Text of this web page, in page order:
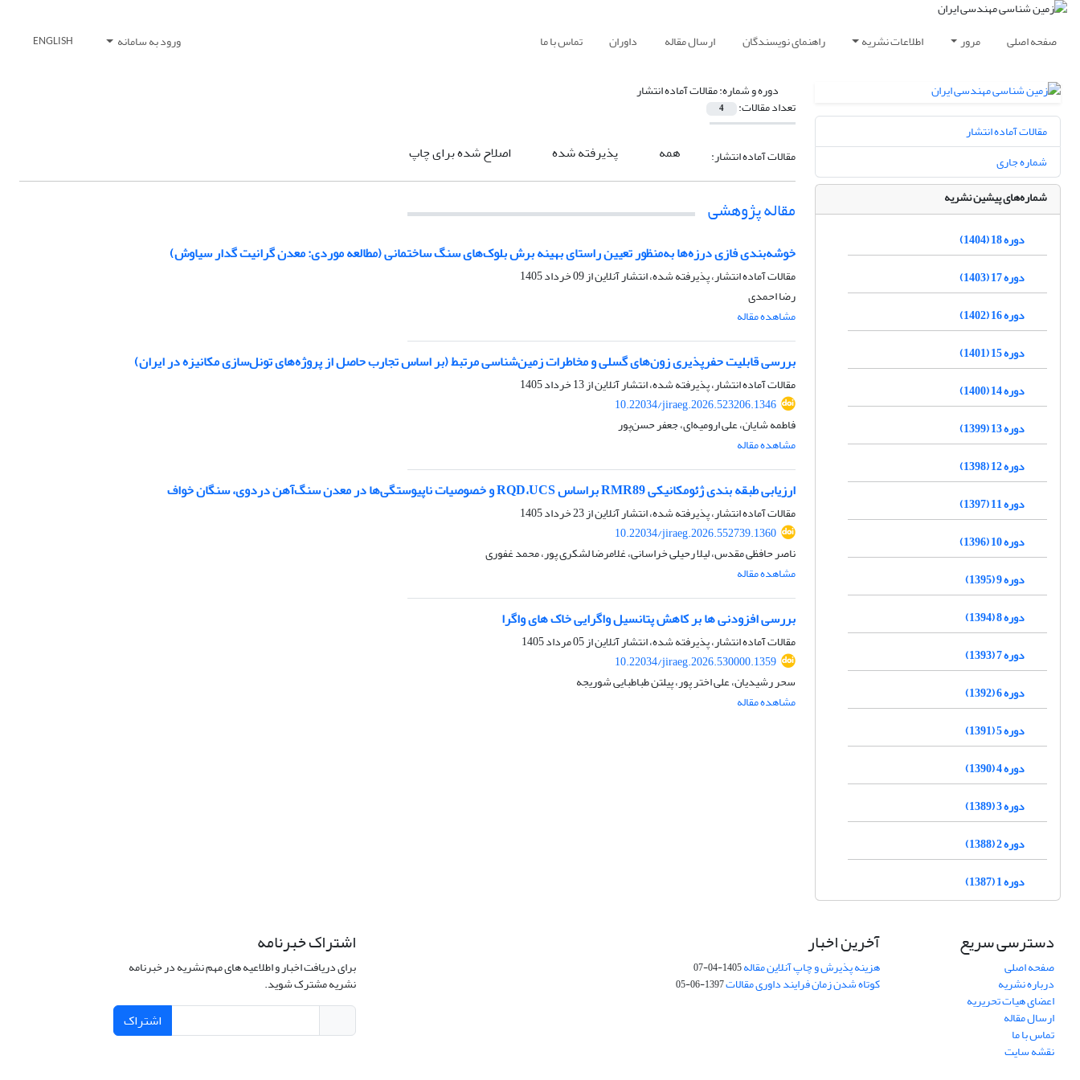
صفحه اصلی مرور اطلاعات نشریه راهنمای نویسندگان ارسال مقاله داوران تماس با ما ورود به سامانه ENGLISH
دوره و شماره:مقالات آماده انتشار
تعداد مقالات: 4
مقالات آماده انتشار: همه پذیرفته شده اصلاح شده برای چاپ
مقاله پژوهشی
خوشه‌بندی فازی درزه‌ها به‌منظور تعیین راستای بهینه برش بلوک‌های سنگ ساختمانی (مطالعه موردی: معدن گرانیت گدار سیاوش)
مقالات آماده انتشار، پذیرفته شده، انتشار آنلاین از09 خرداد 1405
رضا احمدی
مشاهده مقاله
بررسی قابلیت حفرپذیری زون‌های گسلی و مخاطرات زمین‌شناسی مرتبط (بر اساس تجارب حاصل از پروژه‌های تونل‌سازی مکانیزه در ایران)
مقالات آماده انتشار، پذیرفته شده، انتشار آنلاین از13 خرداد 1405
10.22034/jiraeg.2026.523206.1346
فاطمه شایان، علی ارومیه‌ای، جعفر حسن‌پور
مشاهده مقاله
ارزیابی طبقه بندی ژئومکانیکی RMR89 براساس RQD،UCS و خصوصیات ناپیوستگی‌ها در معدن سنگ‌آهن دردوی، سنگان خواف
مقالات آماده انتشار، پذیرفته شده، انتشار آنلاین از23 خرداد 1405
10.22034/jiraeg.2026.552739.1360
ناصر حافظی مقدس، لیلا رحیلی خراسانی، غلامرضا لشکری پور، محمد غفوری
مشاهده مقاله
بررسی افزودنی ها بر کاهش پتانسیل واگرایی خاک های واگرا
مقالات آماده انتشار، پذیرفته شده، انتشار آنلاین از05 مرداد 1405
10.22034/jiraeg.2026.530000.1359
سحر رشیدیان، علی اختر پور، پیلتن طباطبایی شوریجه
مشاهده مقاله
مقالات آماده انتشار
شماره جاری
شماره‌های پیشین نشریه
دوره 18 (1404)
دوره 17 (1403)
دوره 16 (1402)
دوره 15 (1401)
دوره 14 (1400)
دوره 13 (1399)
دوره 12 (1398)
دوره 11 (1397)
دوره 10 (1396)
دوره 9 (1395)
دوره 8 (1394)
دوره 7 (1393)
دوره 6 (1392)
دوره 5 (1391)
دوره 4 (1390)
دوره 3 (1389)
دوره 2 (1388)
دوره 1 (1387)
دسترسی سریع
صفحه اصلی
درباره نشریه
اعضای هیات تحریریه
ارسال مقاله
تماس با ما
نقشه سایت
آخرین اخبار
هزینه پذیرش و چاپ آنلاین مقاله1405-04-07
کوتاه شدن زمان فرایند داوری مقالات1397-06-05
اشتراک خبرنامه
برای دریافت اخبار و اطلاعیه های مهم نشریه در خبرنامه
نشریه مشترک شوید.
اشتراک